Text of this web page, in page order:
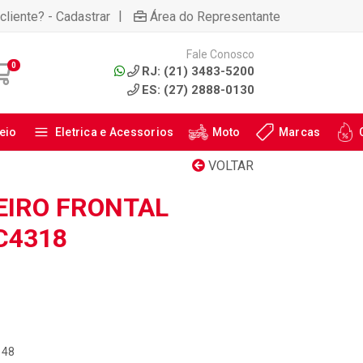
- Cadastrar | Área do Representante
0
Fale Conosco
RJ: (21) 3483-5200
ES: (27) 2888-0130
Eletrica e Acessorios Moto Marcas
VOLTAR
FRONTAL